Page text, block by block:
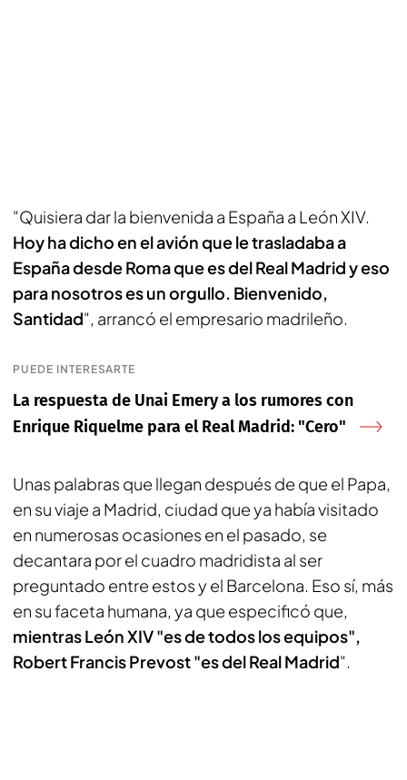
"Quisiera dar la bienvenida a España a León XIV.
Hoy ha dicho en el avión que le trasladaba a
España desde Roma que es del Real Madrid y eso
para nosotros es un orgullo. Bienvenido,
Santidad", arrancó el empresario madrileño.
PUEDE INTERESARTE
La respuesta de Unai Emery a los rumores con
Enrique Riquelme para el Real Madrid: "Cero"
Unas palabras que llegan después de que el Papa,
en su viaje a Madrid, ciudad que ya había visitado
en numerosas ocasiones en el pasado, se
decantara por el cuadro madridista al ser
preguntado entre estos y el Barcelona. Eso sí, más
en su faceta humana, ya que especificó que,
mientras León XIV "es de todos los equipos",
Robert Francis Prevost "es del Real Madrid".